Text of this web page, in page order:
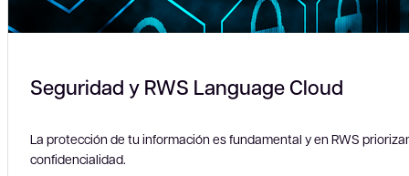
Seguridad y RWS Language Cloud
La protección de tu información es fundamental y en RWS
confidencialidad.